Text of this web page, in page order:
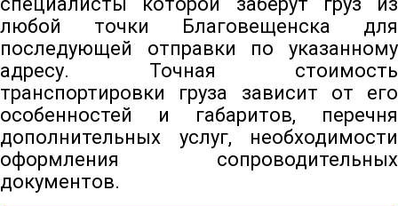
любой точки Благовещенска для
последующей отправки по указанному
адресу. Точная стоимость
транспортировки груза зависит от его
особенностей и габаритов, перечня
дополнительных услуг, необходимости
оформления сопроводительных
документов.